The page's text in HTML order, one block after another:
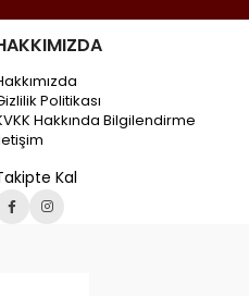
Politikası
Hakkında Bilgilendirme
Kal